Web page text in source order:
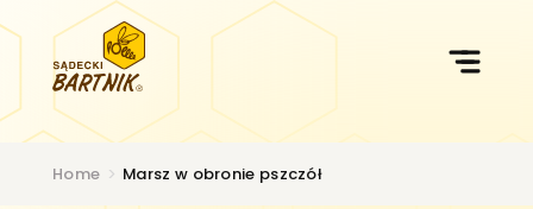
do
Home > Marsz w obronie pszczół